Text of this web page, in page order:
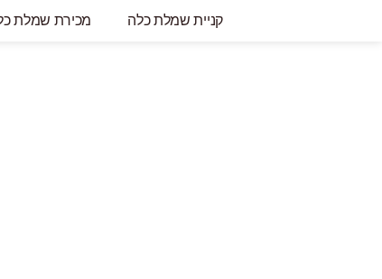
קניית שמלת כלה מכירת שמלת